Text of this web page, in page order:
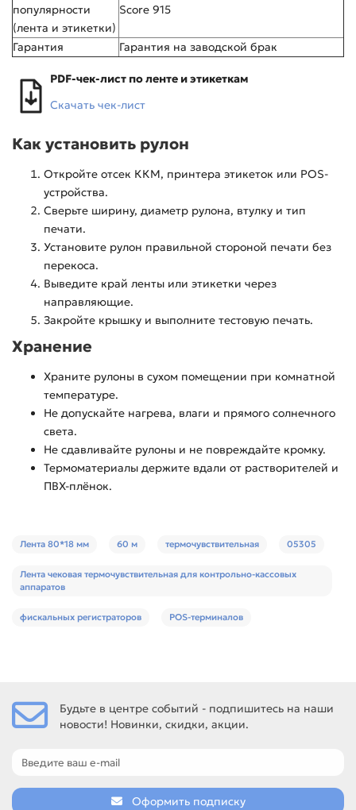
популярности
(лента и этикетки)
Score 915
Гарантия Гарантия на заводской брак
PDF-чек-лист по ленте и этикеткам
Скачать чек-лист
Как установить рулон
Откройте отсек ККМ, принтера этикеток или POS-
устройства.
Сверьте ширину, диаметр рулона, втулку и тип
печати.
Установите рулон правильной стороной печати без
перекоса.
Выведите край ленты или этикетки через
направляющие.
Закройте крышку и выполните тестовую печать.
Хранение
Храните рулоны в сухом помещении при комнатной
температуре.
Не допускайте нагрева, влаги и прямого солнечного
света.
Не сдавливайте рулоны и не повреждайте кромку.
Термоматериалы держите вдали от растворителей и
ПВХ-плёнок.
Лента 80*18 мм 60 м термочувствительная 05305
Лента чековая термочувствительная для контрольно-кассовых
аппаратов
фискальных регистраторов POS-терминалов
Будьте в центре событий - подпишитесь на наши
новости! Новинки, скидки, акции.
Оформить подписку